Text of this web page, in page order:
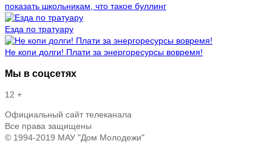
показать школьникам, что такое буллинг
Езда по тратуару
Не копи долги! Плати за энергоресурсы вовремя!
Мы в соцсетях
12 +
Официальный сайт телеканала
Все права защищены
© 1994-2019 МАУ "Дом Молодежи"